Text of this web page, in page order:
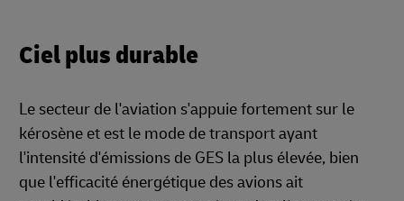
Ciel plus durable
Le secteur de l'aviation s'appuie fortement sur le
kérosène et est le mode de transport ayant
l'intensité d'émissions de GES la plus élevée, bien
que l'efficacité énergétique des avions ait